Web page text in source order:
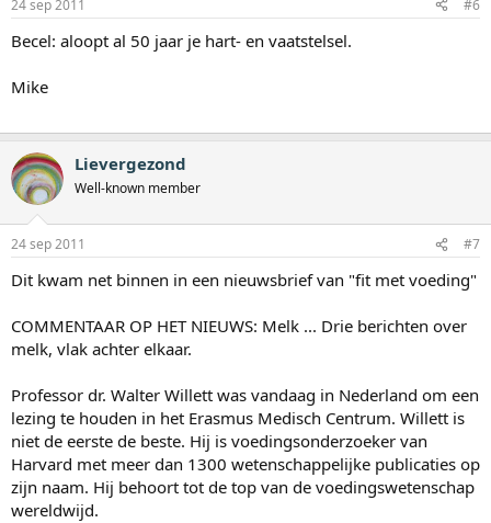
24 sep 2011 #6
Becel: aloopt al 50 jaar je hart- en vaatstelsel.
Mike
Lievergezond
Well-known member
24 sep 2011 #7
Dit kwam net binnen in een nieuwsbrief van "fit met voeding"
COMMENTAAR OP HET NIEUWS: Melk ... Drie berichten over
melk, vlak achter elkaar.
Professor dr. Walter Willett was vandaag in Nederland om een
lezing te houden in het Erasmus Medisch Centrum. Willett is
niet de eerste de beste. Hij is voedingsonderzoeker van
Harvard met meer dan 1300 wetenschappelijke publicaties op
zijn naam. Hij behoort tot de top van de voedingswetenschap
wereldwijd.